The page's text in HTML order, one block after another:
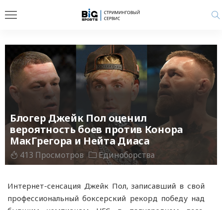
Блогер Джейк Пол оценил
вероятность боев против Конора
МакГрегора и Нейта Диаса
413 Просмотров Единоборства
Интернет-сенсация Джейк Пол, записавший в свой
профессиональный боксерский рекорд победу над